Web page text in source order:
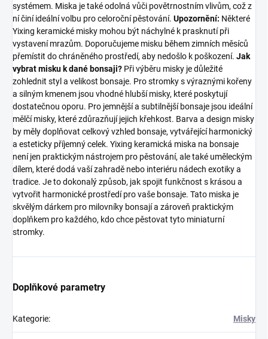
systémem. Miska je také odolná vůči povětrnostním vlivům, což z
ní činí ideální volbu pro celoroční pěstování. Upozornění: Některé
Yixing keramické misky mohou být náchylné k prasknutí při
vystavení mrazům. Doporučujeme misku během zimních měsíců
přemístit do chráněného prostředí, aby nedošlo k poškození. Jak
vybrat misku k dané bonsaji? Při výběru misky je důležité
zohlednit styl a velikost bonsaje. Pro stromky s výraznými kořeny
a silným kmenem jsou vhodné hlubší misky, které poskytují
dostatečnou oporu. Pro jemnější a subtilnější bonsaje jsou ideální
mělčí misky, které zdůrazňují jejich křehkost. Barva a design misky
by měly doplňovat celkový vzhled bonsaje, vytvářející harmonický
a esteticky příjemný celek. Yixing keramická miska na bonsaje
není jen praktickým nástrojem pro pěstování, ale také uměleckým
dílem, které dodá vaší zahradě nebo interiéru nádech exotiky a
tradice. Je to dokonalý způsob, jak spojit funkčnost s krásou a
vytvořit harmonické prostředí pro vaše bonsaje. Tato miska je
skvělým dárkem pro milovníky bonsají a zároveň praktickým
doplňkem pro každého, kdo chce pěstovat tyto miniaturní
stromky.
Doplňkové parametry
Kategorie: Misky